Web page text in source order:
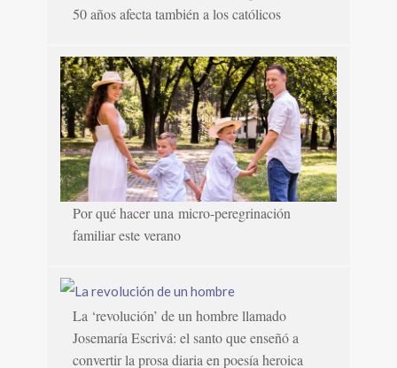
50 años afecta también a los católicos
Por qué hacer una micro-peregrinación
familiar este verano
La ‘revolución’ de un hombre llamado
Josemaría Escrivá: el santo que enseñó a
convertir la prosa diaria en poesía heroica